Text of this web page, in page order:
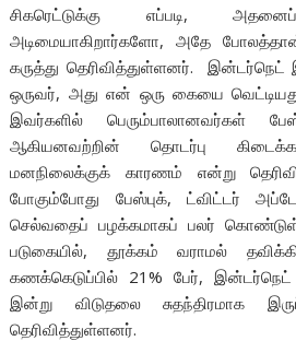
சிகரெட்டுக்கு எப்படி,
அடிமையாகிறார்களோ, அதே
கருத்து தெரிவித்துள்ளனர்.
ஒருவர், அது என் ஒரு கையை
இவர்களில் பெரும்பாலானவர்கள்
ஆகியனவற்றின் தொடர்பு
மனநிலைக்குக் காரணம் என்று
போகும்போது பேஸ்புக், ட்விட்டர்
செல்வதைப் பழக்கமாகப் பலர்
படுகையில், தூக்கம் வராமல்
கணக்கெடுப்பில் 21% பேர்,
இன்று விடுதலை சுதந்திரமாக
தெரிவித்துள்ளனர்.